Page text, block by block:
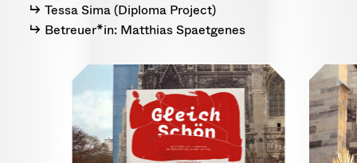
Tessa Sima (Diploma Project)
Betreuer*in: Matthias Spaetgenes